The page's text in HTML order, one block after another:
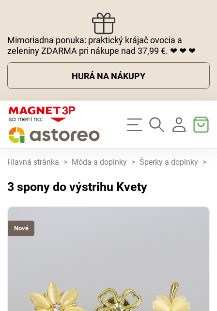
Mimoriadna ponuka: praktický krájač ovocia a
zeleniny ZDARMA pri nákupe nad 37,99 €. ❤ ❤ ❤
HURÁ NA NÁKUPY
Hlavná stránka > Móda a doplnky > Šperky a doplnky >
3 spony do výstrihu Kvety
Nové